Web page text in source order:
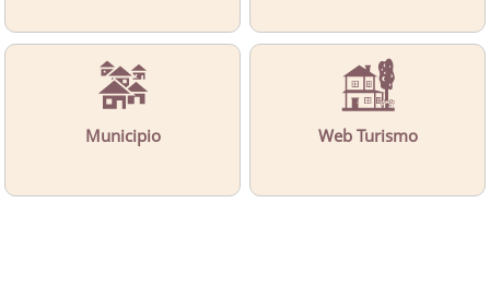
Municipio Web Turismo